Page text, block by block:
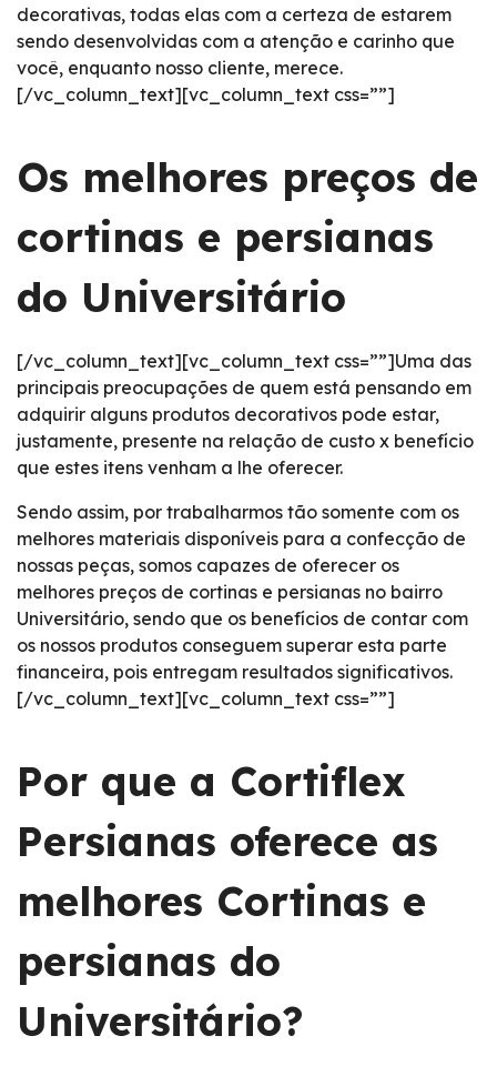
decorativas, todas elas com a certeza de estarem
sendo desenvolvidas com a atenção e carinho que
você, enquanto nosso cliente, merece.
[/vc_column_text][vc_column_text css=””]
Os melhores preços de
cortinas e persianas
do Universitário
[/vc_column_text][vc_column_text css=””]Uma das
principais preocupações de quem está pensando em
adquirir alguns produtos decorativos pode estar,
justamente, presente na relação de custo x benefício
que estes itens venham a lhe oferecer.
Sendo assim, por trabalharmos tão somente com os
melhores materiais disponíveis para a confecção de
nossas peças, somos capazes de oferecer os
melhores preços de cortinas e persianas no bairro
Universitário, sendo que os benefícios de contar com
os nossos produtos conseguem superar esta parte
financeira, pois entregam resultados significativos.
[/vc_column_text][vc_column_text css=””]
Por que a Cortiflex
Persianas oferece as
melhores Cortinas e
persianas do
Universitário?